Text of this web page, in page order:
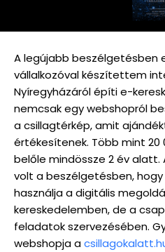
A legújabb beszélgetésben
vállalkozóval készítettem
Nyíregyházáról építi e-
nemcsak egy webshopról
a csillagtérkép, amit
értékesítenek. Több mint
belőle mindössze 2 év
volt a beszélgetésben, hogy
használja a digitális
kereskedelemben, de a
feladatok szervezésében.
webshopja a